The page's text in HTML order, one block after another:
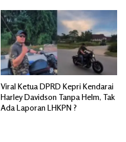
Viral Ketua DPRD Kepri Kendarai
Harley Davidson Tanpa Helm, Tak
Ada Laporan LHKPN ?